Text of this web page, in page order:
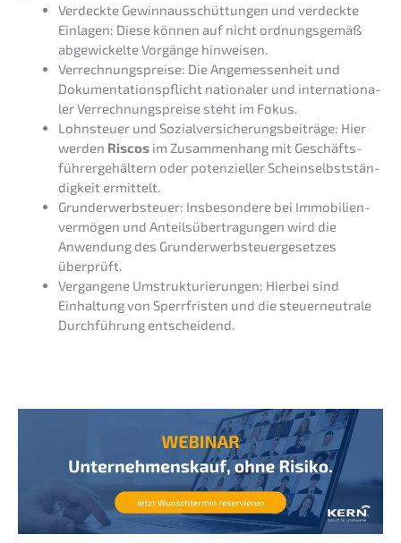
Verdeck­te Gewinn­aus­schüt­tun­gen und verdeck­te
Einla­gen: Diese können auf nicht ordnungs­ge­mäß
abgewi­ckel­te Vorgän­ge hinweisen.
Verrech­nungs­prei­se: Die Angemes­sen­heit und
Dokumen­ta­ti­ons­pflicht natio­na­ler und inter­na­tio­na­
ler Verrech­nungs­prei­se steht im Fokus.
Lohnsteu­er und Sozial­ver­si­che­rungs­bei­trä­ge: Hier
werden Riscos im Zusam­men­hang mit Geschäfts­
füh­rer­ge­häl­tern oder poten­zi­el­ler Schein­selbst­stän­
dig­keit ermittelt.
Grund­er­werb­steu­er: Insbe­son­de­re bei Immobi­li­en­
ver­mö­gen und Anteils­über­tra­gun­gen wird die
Anwen­dung des Grund­er­werb­steu­er­ge­set­zes
überprüft.
Vergan­ge­ne Umstruk­tu­rie­run­gen: Hierbei sind
Einhal­tung von Sperr­fris­ten und die steuerneu­tra­le
Durch­füh­rung entscheidend.